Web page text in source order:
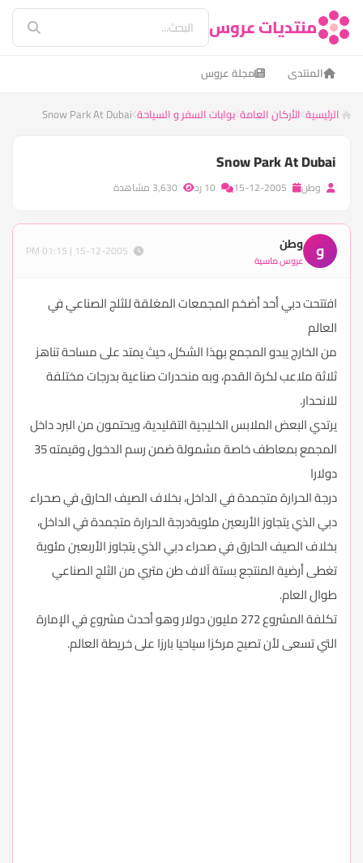
منتديات عروس
المنتدى مجلة عروس
الرئيسية الأركان العامة بوابات السفر و السياحة Snow Park At Dubai
Snow Park At Dubai
وطن
و وطن
عروس ماسية
افتتحت دبي أحد أضخم المجمعات المغلقة للثلج الصناعي في
العالم
من الخارج يبدو المجمع بهذا الشكل، حيث يمتد على مساحة تناهز
ثلاثة ملاعب لكرة القدم، وبه منحدرات صناعية بدرجات مختلفة
للانحدار.
يرتدي البعض الملابس الخليجية التقليدية، ويحتمون من البرد داخل
المجمع بمعاطف خاصة مشمولة ضمن رسم الدخول وقيمته 35
دولارا
درجة الحرارة متجمدة في الداخل، بخلاف الصيف الحارق في صحراء
دبي الذي يتجاوز الأربعين مئويةدرجة الحرارة متجمدة في الداخل،
بخلاف الصيف الحارق في صحراء دبي الذي يتجاوز الأربعين مئوية
تغطى أرضية المنتجع بستة آلاف طن متري من الثلج الصناعي
طوال العام.
تكلفة المشروع 272 مليون دولار وهو أحدث مشروع في الإمارة
التي تسعى لأن تصبح مركزا سياحيا بارزا على خريطة العالم.